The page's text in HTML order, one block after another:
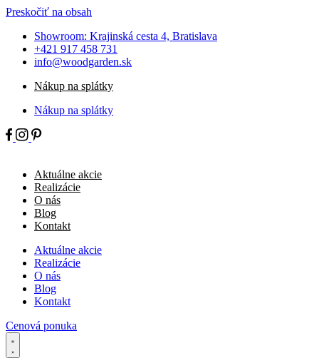
Preskočiť na obsah
Showroom: Krajinská cesta 4, Bratislava
+421 917 458 731
info@woodgarden.sk
Nákup na splátky
Nákup na splátky
Aktuálne akcie
Realizácie
O nás
Blog
Kontakt
Aktuálne akcie
Realizácie
O nás
Blog
Kontakt
Cenová ponuka